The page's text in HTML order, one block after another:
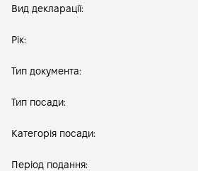
Вид декларації:
Рік:
Тип документа:
Тип посади:
Категорія посади:
Період подання: